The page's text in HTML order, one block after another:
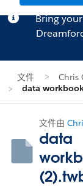
Bring
文件
Chris
data
文件由
data